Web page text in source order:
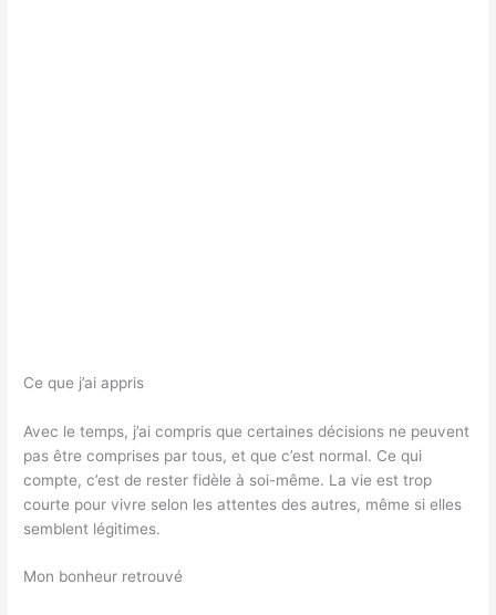
Ce que j’ai appris
Avec le temps, j’ai compris que certaines décisions ne peuvent
pas être comprises par tous, et que c’est normal. Ce qui
compte, c’est de rester fidèle à soi-même. La vie est trop
courte pour vivre selon les attentes des autres, même si elles
semblent légitimes.
Mon bonheur retrouvé